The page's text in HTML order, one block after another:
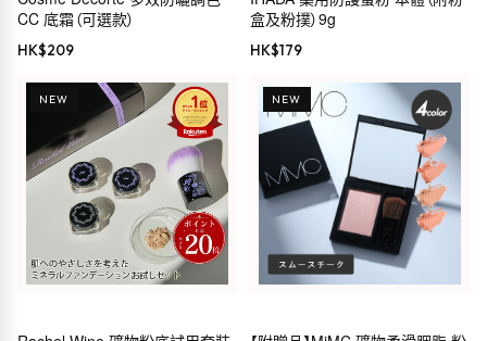
CC 底霜（可選款）
HK$209
盒及粉撲）9g
HK$179
NEW NEW